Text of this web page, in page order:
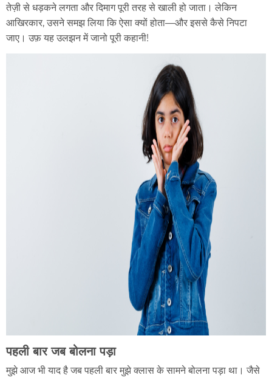
तेज़ी से धड़कने लगता और दिमाग पूरी तरह से खाली हो जाता। लेकिन
आखिरकार, उसने समझ लिया कि ऐसा क्यों होता—और इससे कैसे निपटा
जाए। उफ़ यह उलझन में जानो पूरी कहानी!
पहली बार जब बोलना पड़ा
मुझे आज भी याद है जब पहली बार मुझे क्लास के सामने बोलना पड़ा था। जैसे